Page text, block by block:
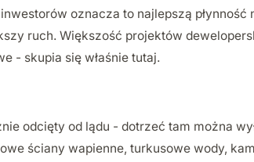
oznacza to najlepszą
ruch. Większość projektów
- skupia się właśnie tutaj.
odcięty od lądu - dotrzeć tam można
ściany wapienne, turkusowe wody,